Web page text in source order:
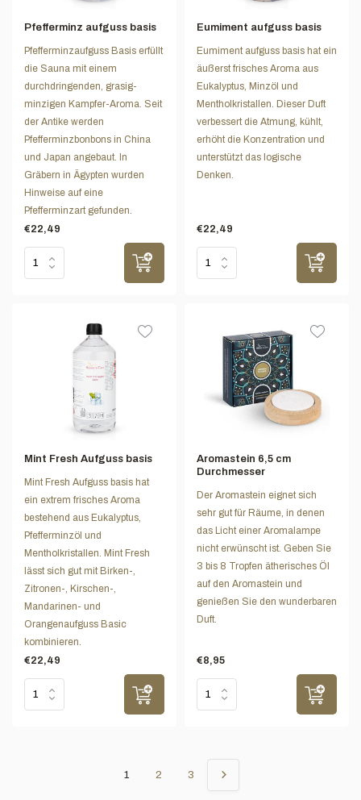
Pfefferminz aufguss basis
Pfefferminzaufguss Basis erfüllt
die Sauna mit einem
durchdringenden, grasig-
minzigen Kampfer-Aroma. Seit
der Antike werden
Pfefferminzbonbons in China
und Japan angebaut. In
Gräbern in Ägypten wurden
Hinweise auf eine
Pfefferminzart gefunden.
€22,49
Eumiment aufguss basis
Eumiment aufguss basis hat ein
äußerst frisches Aroma aus
Eukalyptus, Minzöl und
Mentholkristallen. Dieser Duft
verbessert die Atmung, kühlt,
erhöht die Konzentration und
unterstützt das logische
Denken.
€22,49
Mint Fresh Aufguss basis
Mint Fresh Aufguss basis hat
ein extrem frisches Aroma
bestehend aus Eukalyptus,
Pfefferminzöl und
Mentholkristallen. Mint Fresh
lässt sich gut mit Birken-,
Zitronen-, Kirschen-,
Mandarinen- und
Orangenaufguss Basic
kombinieren.
€22,49
Aromastein 6,5 cm
Durchmesser
Der Aromastein eignet sich
sehr gut für Räume, in denen
das Licht einer Aromalampe
nicht erwünscht ist. Geben Sie
3 bis 8 Tropfen ätherisches Öl
auf den Aromastein und
genießen Sie den wunderbaren
Duft.
€8,95
1 2 3